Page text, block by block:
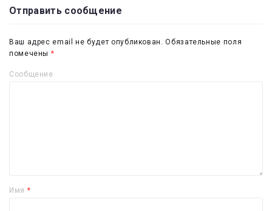
Отправить сообщение
Ваш адрес email не будет опубликован. Обязательные поля
помечены *
Сообщение
Имя *